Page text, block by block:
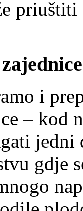
i
– kod
gdje